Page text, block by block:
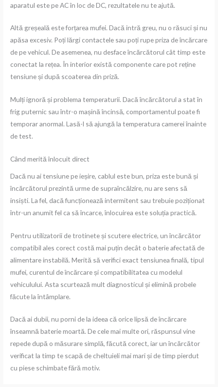
aparatul este pe AC în loc de DC, rezultatele nu te ajută.
Altă greșeală este forțarea mufei. Dacă intră greu, nu o răsuci și nu
apăsa excesiv. Poți lărgi contactele sau poți rupe priza de încărcare
de pe vehicul. De asemenea, nu desface încărcătorul cât timp este
conectat la rețea. În interior există componente care pot reține
tensiune și după scoaterea din priză.
Mulți ignoră și problema temperaturii. Dacă încărcătorul a stat în
frig puternic sau într-o mașină încinsă, comportamentul poate fi
temporar anormal. Lasă-l să ajungă la temperatura camerei înainte
de test.
Când merită înlocuit direct
Dacă nu ai tensiune pe ieșire, cablul este bun, priza este bună și
încărcătorul prezintă urme de supraîncălzire, nu are sens să
insiști. La fel, dacă funcționează intermitent sau trebuie poziționat
într-un anumit fel ca să încarce, înlocuirea este soluția practică.
Pentru utilizatorii de trotinete și scutere electrice, un încărcător
compatibil ales corect costă mai puțin decât o baterie afectată de
alimentare instabilă. Merită să verifici exact tensiunea finală, tipul
mufei, curentul de încărcare și compatibilitatea cu modelul
vehiculului. Asta scurtează mult diagnosticul și elimină probele
făcute la întâmplare.
Dacă ai dubii, nu porni de la ideea că orice lipsă de încărcare
înseamnă baterie moartă. De cele mai multe ori, răspunsul vine
repede după o măsurare simplă, făcută corect, iar un încărcător
verificat la timp te scapă de cheltuieli mai mari și de timp pierdut
cu piese schimbate fără motiv.